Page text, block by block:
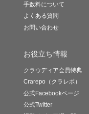
手数料について
よくある質問
お問い合わせ
お役立ち情報
クラウディア会員特典
Crarepo（クラレポ）
公式Facebookページ
公式Twitter